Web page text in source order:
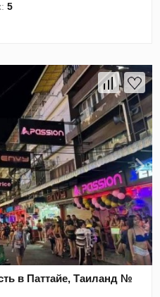
5
в Паттайе, Таиланд №